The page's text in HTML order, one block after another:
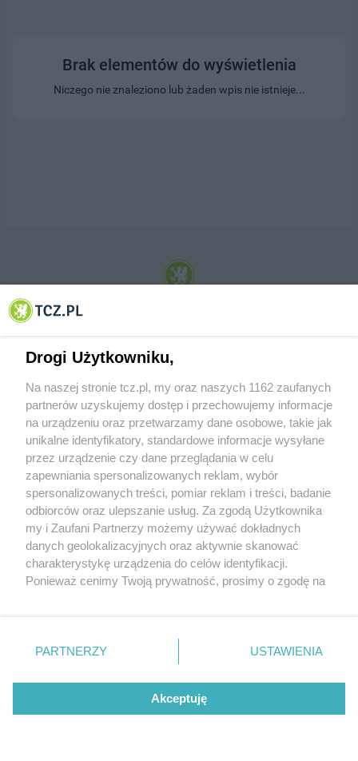
Brak elementów do wyświetlenia
Niczego nie znaleziono lub żaden wpis nie istnieje...
© 2001-2026 Tczew - TCZ.PL Sp. z o.o. Internetowy Serwis Informacyjny Miasta
O FIRMIE POLITYKA PRYWATNOŚCI HOSTING
REKLAMA WSPÓŁPRACA RSS FACEBOOK KONTAKT
Nasze serwisy
Aktualności
Tcz24
Historia miasta
Muzyka i kultura
Archiwum wydarzeń
Zdjęcia miasta
Drogi Użytkowniku,
Na naszej stronie tcz.pl, my oraz naszych 1162 zaufanych
partnerów uzyskujemy dostęp i przechowujemy informacje
na urządzeniu oraz przetwarzamy dane osobowe, takie jak
unikalne identyfikatory, standardowe informacje wysyłane
przez urządzenie czy dane przeglądania w celu
zapewniania spersonalizowanych reklam, wybór
spersonalizowanych treści, pomiar reklam i treści, badanie
odbiorców oraz ulepszanie usług. Za zgodą Użytkownika
my i Zaufani Partnerzy możemy używać dokładnych
danych geolokalizacyjnych oraz aktywnie skanować
charakterystykę urządzenia do celów identyfikacji.
Ponieważ cenimy Twoją prywatność, prosimy o zgodę na
znajdujący się w lewym dolnym rogu strony
. Niektóre
przetwarzaniu. Preferencje będą miały zastosowania tylko
PARTNERZY USTAWIENIA
Akceptuję